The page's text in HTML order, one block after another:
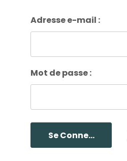
Adresse e-mail :
Mot de passe :